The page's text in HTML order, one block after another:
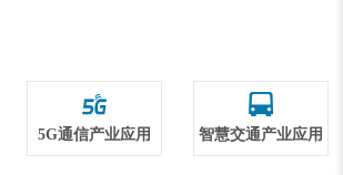
5G通信产业应用 智慧交通产业应用